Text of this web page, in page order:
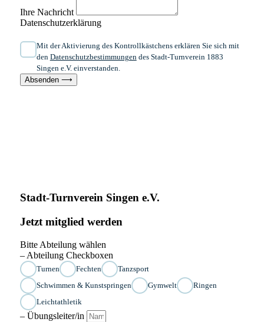
Ihre Nachricht
Datenschutzerklärung
Mit der Aktivierung des Kontrollkästchens erklären Sie sich mit
den Datenschutzbestimmungendes Stadt-Turnverein 1883
Singen e.V. einverstanden.
Absenden ⟶
Stadt-Turnverein Singen e.V.
Jetzt mitglied werden
Bitte Abteilung wählen
– Abteilung Checkboxen
Turnen Fechten
Tanzsport
Schwimmen & Kunstspringen
Gymwelt
Ringen
Leichtathletik
– Übungsleiter/in